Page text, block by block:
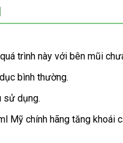
voucher
quá trình này giá
với bên mũi
bình thườngmới
.
sử dụngđổi
trả
.